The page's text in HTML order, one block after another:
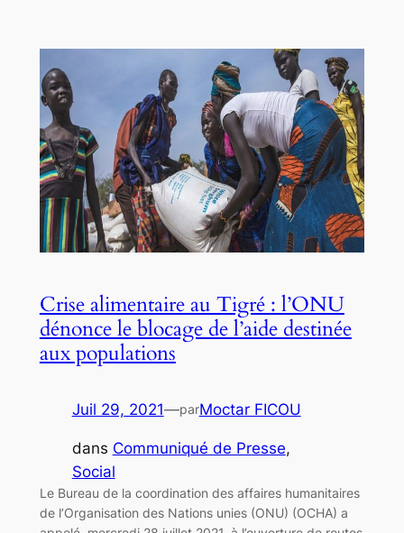
Crise alimentaire au Tigré : l’ONU
dénonce le blocage de l’aide destinée
aux populations
Juil 29, 2021—parMoctar FICOU
dans Communiqué de Presse
Social
Le Bureau de la coordination des affaires humanitaires
de l’Organisation des Nations unies (ONU) (OCHA) a